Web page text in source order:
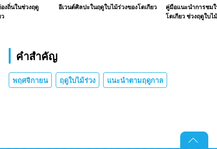
งถิ่นในช่วงฤดู
ว
อีเวนต์ศิลปะในฤดูใบไม้ร่วงของโตเกียว
คู่มือแนะนำการชม
โตเกียว ช่วงฤดูใบไ
คำสำคัญ
พฤศจิกายน ฤดูใบไม้ร่วง แนะนำตามฤดูกาล